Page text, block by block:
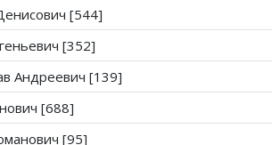
[544]
[352]
Андреевич [139]
[688]
[95]